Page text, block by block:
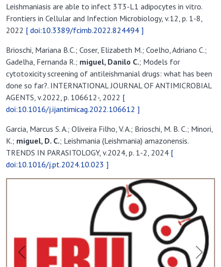
Brioschi, Mariana B.C.; Coser, Elizabeth M.; Coelho, Adriano C.;
Gadelha, Fernanda R.;miguel, Danilo C.; Models for
cytotoxicity screening of antileishmanial drugs: what has been
AGENTS, v.2022, p. 106612-, 2022
doi:10.1016/j.ijantimicag.2022.106612 ]
Garcia, Marcus S. A.; Oliveira Filho, V. A.; Brioschi, M. B. C.; Minori,
K.;miguel, D. C.; Leishmania (Leishmania) amazonensis.
TRENDS IN PARASITOLOGY, v.2024, p. 1-2, 2024
Previous Next